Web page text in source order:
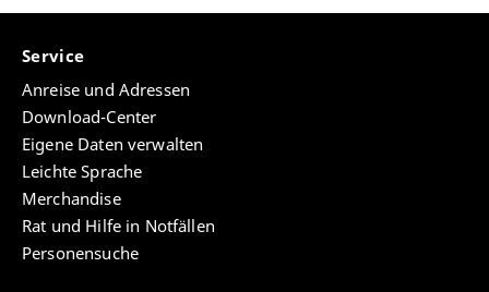
Service
Anreise und Adressen
Download-Center
Eigene Daten verwalten
Leichte Sprache
Merchandise
Rat und Hilfe in Notfällen
Personensuche